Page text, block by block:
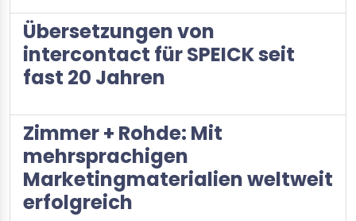
Übersetzungen von
intercontact für SPEICK seit
fast 20 Jahren
Zimmer + Rohde: Mit
mehrsprachigen
Marketingmaterialien weltweit
erfolgreich